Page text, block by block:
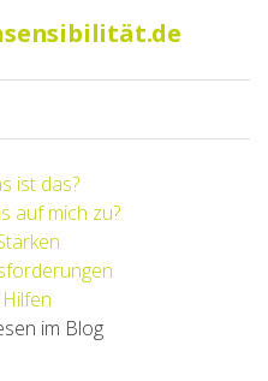
ist das?
auf mich zu?
im Blog